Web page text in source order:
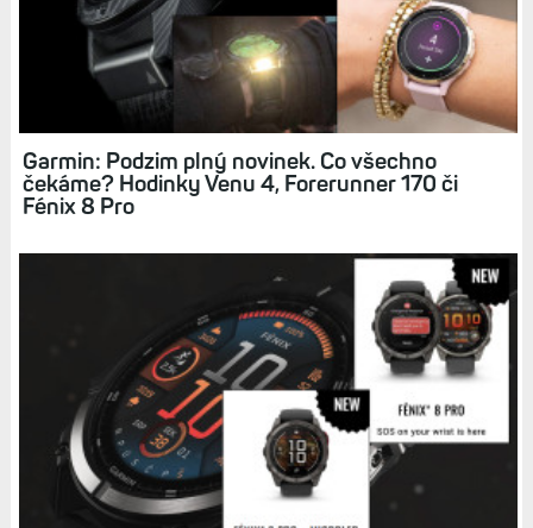
Garmin: Podzim plný novinek. Co všechno
čekáme? Hodinky Venu 4, Forerunner 170 či
Fénix 8 Pro